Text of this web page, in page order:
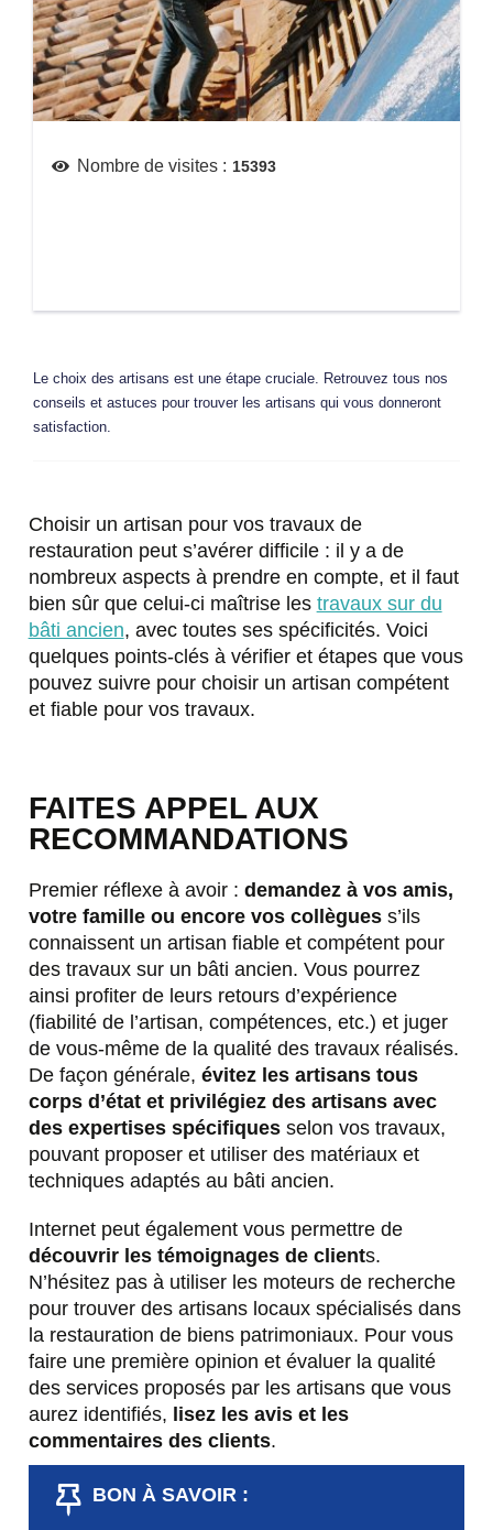
Nombre de visites : 15393
Le choix des artisans est une étape cruciale. Retrouvez tous nos
conseils et astuces pour trouver les artisans qui vous donneront
satisfaction.
Choisir un artisan pour vos travaux de
restauration peut s’avérer difficile : il y a de
nombreux aspects à prendre en compte, et il faut
bien sûr que celui-ci maîtrise les travaux sur du
bâti ancien, avec toutes ses spécificités. Voici
quelques points-clés à vérifier et étapes que vous
pouvez suivre pour choisir un artisan compétent
et fiable pour vos travaux.
FAITES APPEL AUX
RECOMMANDATIONS
Premier réflexe à avoir : demandez à vos amis,
votre famille ou encore vos collègues s’ils
connaissent un artisan fiable et compétent pour
des travaux sur un bâti ancien. Vous pourrez
ainsi profiter de leurs retours d’expérience
(fiabilité de l’artisan, compétences, etc.) et juger
de vous-même de la qualité des travaux réalisés.
De façon générale, évitez les artisans tous
corps d’état et privilégiez des artisans avec
des expertises spécifiquesselon vos travaux,
pouvant proposer et utiliser des matériaux et
techniques adaptés au bâti ancien.
Internet peut également vous permettre de
découvrir les témoignages de clients.
N’hésitez pas à utiliser les moteurs de recherche
pour trouver des artisans locaux spécialisés dans
la restauration de biens patrimoniaux. Pour vous
faire une première opinion et évaluer la qualité
des services proposés par les artisans que vous
aurez identifiés, lisez les avis et les
commentaires des clients.
BON À SAVOIR :